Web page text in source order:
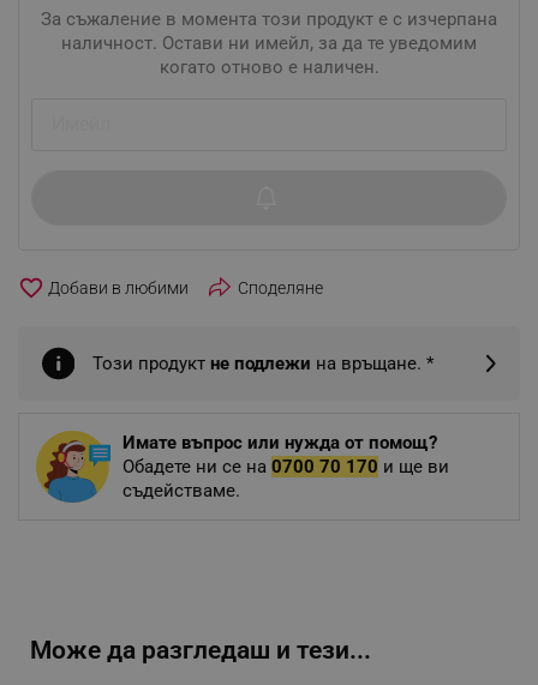
За съжаление в момента този продукт е с изчерпана
наличност. Остави ни имейл, за да те уведомим
когато отново е наличен.
favorite_border Споделяне
Този продукт не подлежи на връщане. *
Имате въпрос или нужда от помощ?
Обадете ни се на 0700 70 170 и ще ви
съдействаме.
Може да разгледаш и тези...